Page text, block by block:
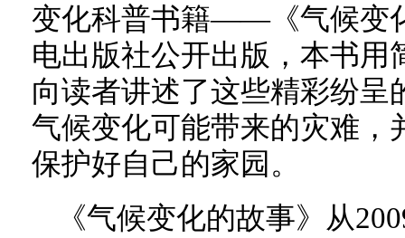
变化科普书籍——《气候变
电出版社公开出版，本书用
向读者讲述了这些精彩纷呈
气候变化可能带来的灾难，
保护好自己的家园。
《气候变化的故事》从